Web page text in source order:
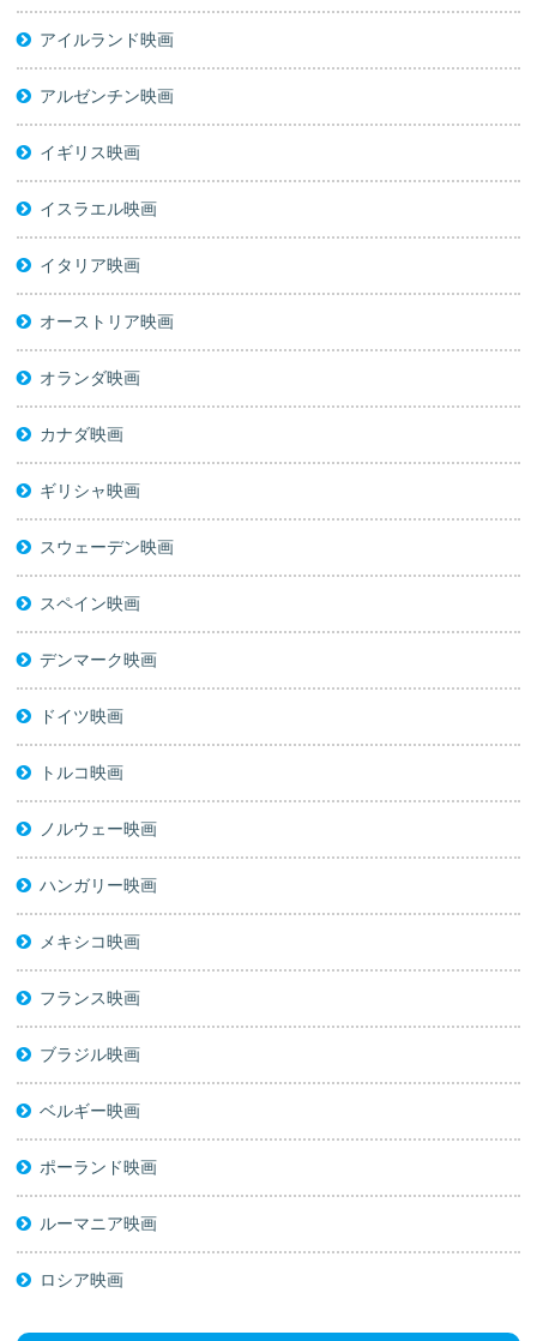
アイルランド映画
アルゼンチン映画
イギリス映画
イスラエル映画
イタリア映画
オーストリア映画
オランダ映画
カナダ映画
ギリシャ映画
スウェーデン映画
スペイン映画
デンマーク映画
ドイツ映画
トルコ映画
ノルウェー映画
ハンガリー映画
メキシコ映画
フランス映画
ブラジル映画
ベルギー映画
ポーランド映画
ルーマニア映画
ロシア映画